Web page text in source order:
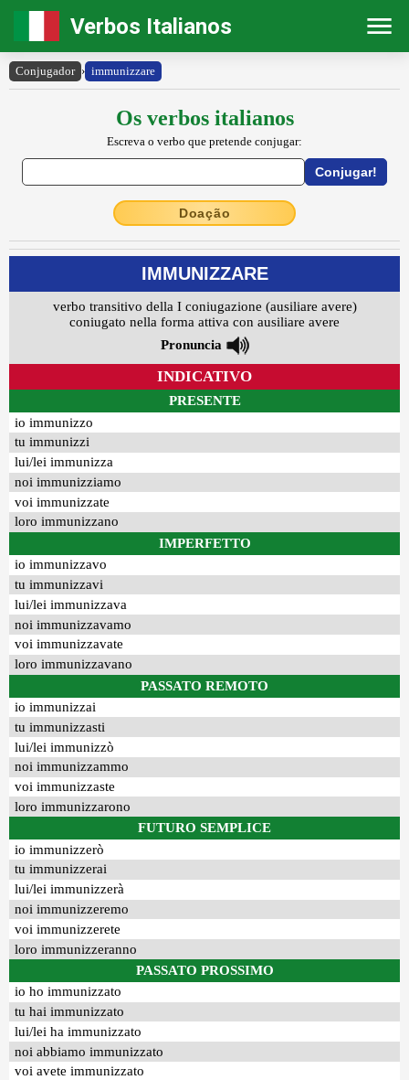
Verbos Italianos
Conjugador › immunizzare
Os verbos italianos
Escreva o verbo que pretende conjugar:
Doação
IMMUNIZZARE
verbo transitivo della I coniugazione (ausiliare avere)
coniugato nella forma attiva con ausiliare avere
Pronuncia
INDICATIVO
PRESENTE
io immunizzo
tu immunizzi
lui/lei immunizza
noi immunizziamo
voi immunizzate
loro immunizzano
IMPERFETTO
io immunizzavo
tu immunizzavi
lui/lei immunizzava
noi immunizzavamo
voi immunizzavate
loro immunizzavano
PASSATO REMOTO
io immunizzai
tu immunizzasti
lui/lei immunizzò
noi immunizzammo
voi immunizzaste
loro immunizzarono
FUTURO SEMPLICE
io immunizzerò
tu immunizzerai
lui/lei immunizzerà
noi immunizzeremo
voi immunizzerete
loro immunizzeranno
PASSATO PROSSIMO
io ho immunizzato
tu hai immunizzato
lui/lei ha immunizzato
noi abbiamo immunizzato
voi avete immunizzato